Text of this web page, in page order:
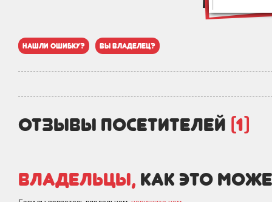
нашли ошибку? вы владелец?
отзывы посетителей (1)
Владельцы, как это